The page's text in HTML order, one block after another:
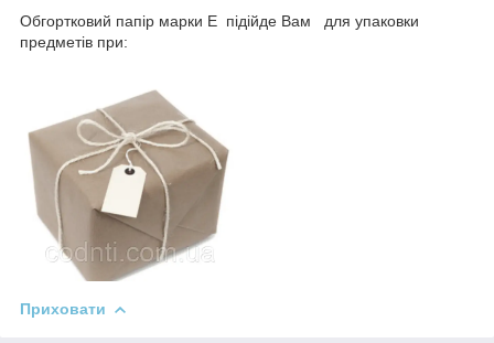
Обгортковий папір марки Е підійде Вам для упаковки
предметів при:
Приховати